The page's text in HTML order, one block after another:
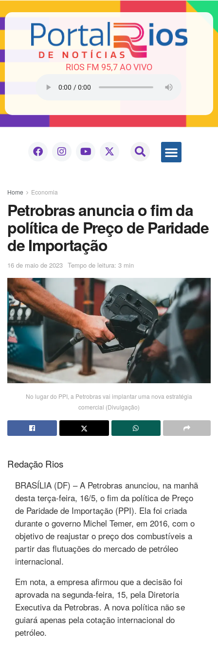
RIOS FM 95,7 AO VIVO
Home Economia
Petrobras anuncia o fim da
política de Preço de Paridade
de Importação
16 de maio de 2023 Tempo de leitura: 3 min
No lugar do PPI, a Petrobras vai implantar uma nova estratégia
comercial (Divulgação)
Redação Rios
BRASÍLIA (DF) – A Petrobras anunciou, na manhã
desta terça-feira, 16/5, o fim da política de Preço
de Paridade de Importação (PPI). Ela foi criada
durante o governo Michel Temer, em 2016, com o
objetivo de reajustar o preço dos combustíveis a
partir das flutuações do mercado de petróleo
internacional.
Em nota, a empresa afirmou que a decisão foi
aprovada na segunda-feira, 15, pela Diretoria
Executiva da Petrobras. A nova política não se
guiará apenas pela cotação internacional do
petróleo.